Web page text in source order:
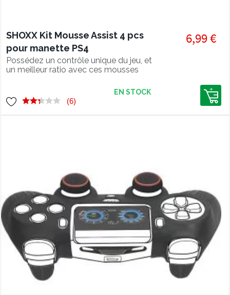
SHOXX Kit Mousse Assist 4 pcs
pour manette PS4
Possédez un contrôle unique du jeu, et
un meilleur ratio avec ces mousses
6,99 €
(6)
EN STOCK